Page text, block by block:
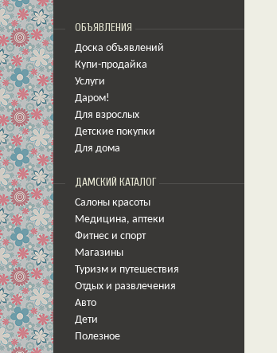
ОБЪЯВЛЕНИЯ
Доска объявлений
Купи-продайка
Услуги
Даром!
Для взрослых
Детские покупки
Для дома
ДАМСКИЙ КАТАЛОГ
Салоны красоты
Медицина, аптеки
Фитнес и спорт
Магазины
Туризм и путешествия
Отдых и развлечения
Авто
Дети
Полезное